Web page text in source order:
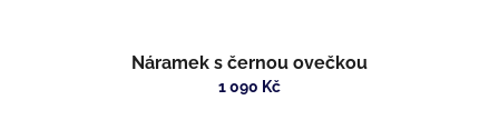
Náramek s černou ovečkou
1 090 Kč